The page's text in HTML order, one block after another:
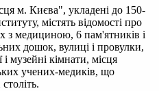
м. Києва", укладені до 150-
містять відомості про
з медициною, 6 пам'ятників і
дошок, вулиці і провулки,
музейні кімнати, місця
учених-медиків, що